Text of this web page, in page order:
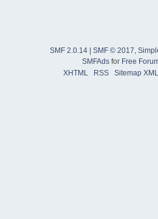
SMF 2.0.14 SMF © 2017,
SMFAdsfor Free
XHTML
RSS Sitemap XML